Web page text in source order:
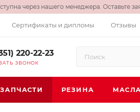
через нашего менеджера. Оставьте
Сертификаты и дипломы Отзывы
220-22-23
ЗВОНОК
ЗАПЧАСТИ РЕЗИНА